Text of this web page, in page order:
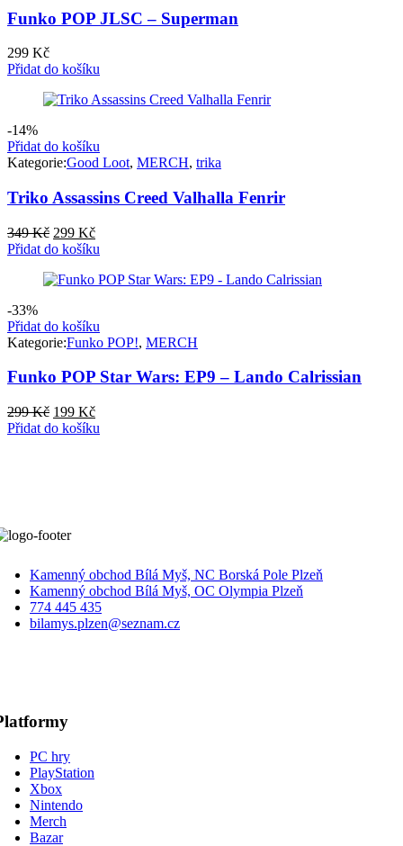
Funko POP JLSC – Superman
299 Kč
Přidat do košíku
-14%
Přidat do košíku
Kategorie:Good Loot, MERCH, trika
Triko Assassins Creed Valhalla Fenrir
349Kč Původní
cena
349 Kč.
299 KčAktuální
cena
299 Kč.
Přidat do košíku
-33%
Přidat do košíku
Kategorie:Funko POP!, MERCH
Funko POP Star Wars: EP9 – Lando Calrissian
299Kč Původní
cena
199 KčAktuální
cena
Přidat do košíku
Kamenný obchod Bílá Myš, NC Borská Pole Plzeň
Kamenný obchod Bílá Myš, OC Olympia Plzeň
774 445 435
bilamys.plzen@seznam.cz
PC hry
PlayStation
Xbox
Nintendo
Merch
Bazar